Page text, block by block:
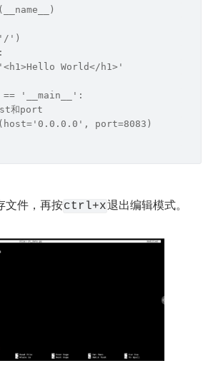
')
World</h1>'
== '__main__':
和port
port=8083)
文件，再按ctrl+x退出编辑模式。